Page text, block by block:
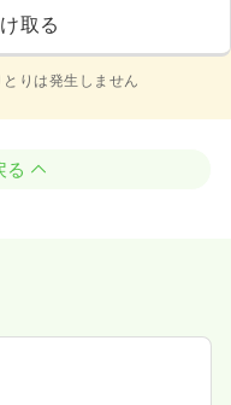
取る
りは発生しません
る